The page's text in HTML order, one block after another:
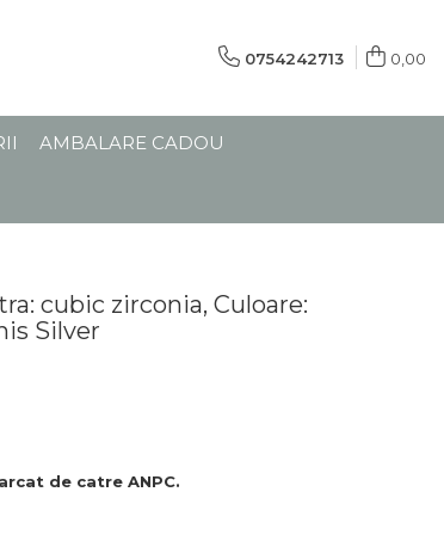
0754242713 0,00
AMBALARE CADOU
cubic zirconia, Culoare:
Silver
de catre ANPC.